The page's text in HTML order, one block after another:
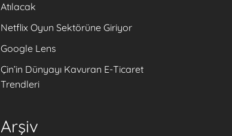
Atılacak
Netflix Oyun Sektörüne Giriyor
Google Lens
Çin’in Dünyayı Kavuran E-Ticaret
Trendleri
Arşiv